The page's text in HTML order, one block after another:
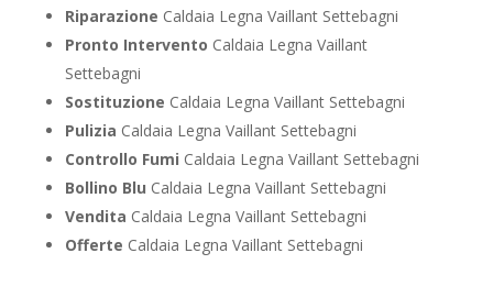
Riparazione Caldaia Legna Vaillant Settebagni
Pronto Intervento Caldaia Legna Vaillant
Settebagni
Sostituzione Caldaia Legna Vaillant Settebagni
Pulizia Caldaia Legna Vaillant Settebagni
Controllo Fumi Caldaia Legna Vaillant Settebagni
Bollino Blu Caldaia Legna Vaillant Settebagni
Vendita Caldaia Legna Vaillant Settebagni
Offerte Caldaia Legna Vaillant Settebagni